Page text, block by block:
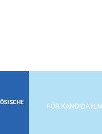
FÜR KANDIDATEN